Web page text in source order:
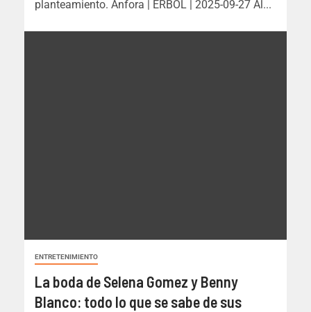
planteamiento. Ánfora | ERBOL | 2025-09-27 Al...
ENTRETENIMIENTO
La boda de Selena Gomez y Benny
Blanco: todo lo que se sabe de sus